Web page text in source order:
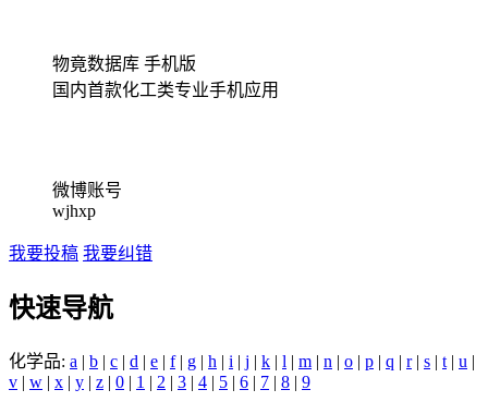
物竟数据库 手机版
国内首款化工类专业手机应用
微博账号
wjhxp
我要投稿 我要纠错
快速导航
化学品: a | b | c | d | e | f| g | h | i | j | k | l | m | n | o | p | q | r| s | t | u |
v | w | x | y | z | 0 | 1 | 2 | 3 | 4 | 5 | 6 | 7 | 8 | 9